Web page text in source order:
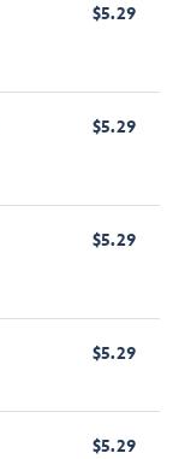
$5.29
$5.29
$5.29
$5.29
$5.29